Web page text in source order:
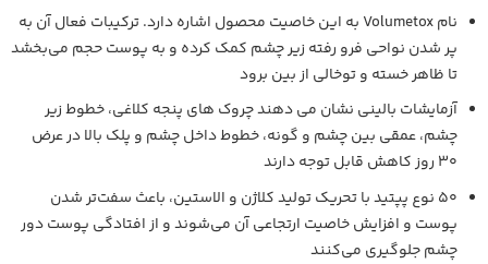
نام Volumetox به این خاصیت محصول اشاره دارد. ترکیبات فعال آن به
پر شدن نواحی فرو رفته زیر چشم کمک کرده و به پوست حجم می‌بخشد
تا ظاهر خسته و توخالی از بین برود
آزمایشات بالینی نشان می‌ دهند چروک‌ های پنجه کلاغی، خطوط زیر
چشم، عمقی بین چشم و گونه، خطوط داخل چشم و پلک بالا در عرض
۳۰ روز کاهش قابل توجه دارند
۵۰ نوع پپتید با تحریک تولید کلاژن و الاستین، باعث سفت‌تر شدن
پوست و افزایش خاصیت ارتجاعی آن می‌شوند و از افتادگی پوست دور
چشم جلوگیری می‌کنند